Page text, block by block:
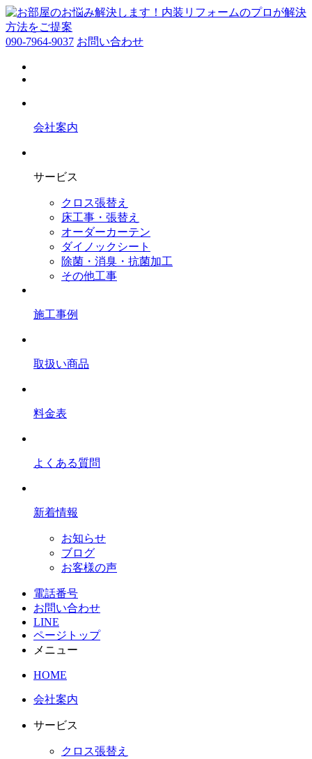
090-7964-9037 お問い合わせ
会社案内
サービス
クロス張替え
床工事・張替え
オーダーカーテン
ダイノックシート
除菌・消臭・抗菌加工
その他工事
施工事例
取扱い商品
料金表
よくある質問
新着情報
お知らせ
ブログ
お客様の声
電話番号
お問い合わせ
LINE
ページトップ
メニュー
HOME
会社案内
サービス
クロス張替え